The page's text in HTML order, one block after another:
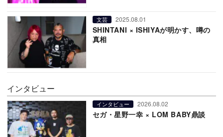
文芸 2025.08.01
SHINTANI × ISHIYAが明かす、噂の
真相
インタビュー
インタビュー 2026.08.02
セガ・星野一幸 × LOM BABY鼎談